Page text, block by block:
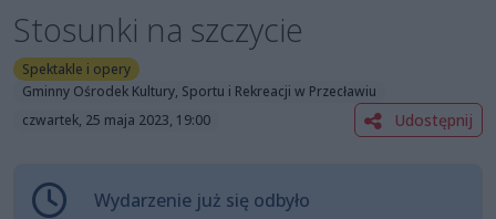
Stosunki na szczycie
Spektakle i opery
Gminny Ośrodek Kultury, Sportu i Rekreacji w Przecławiu
czwartek, 25 maja 2023, 19:00
Udostępnij
Wydarzenie już się odbyło